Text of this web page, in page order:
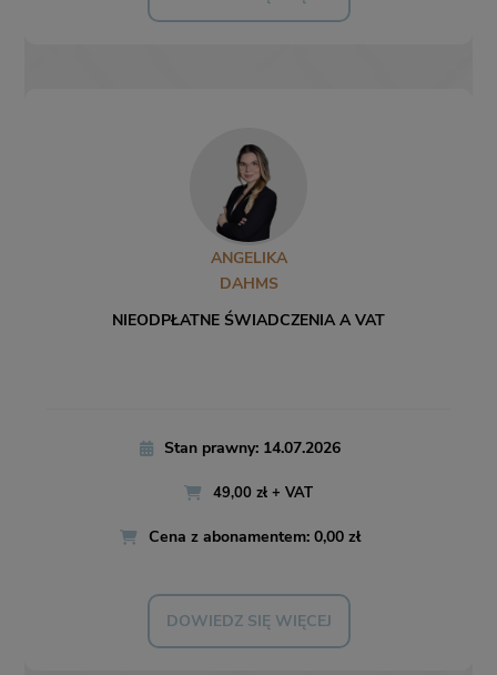
ANGELIKA
DAHMS
NIEODPŁATNE ŚWIADCZENIA A VAT
Stan prawny: 14.07.2026
49,00 zł + VAT
Cena z abonamentem: 0,00 zł
DOWIEDZ SIĘ WIĘCEJ